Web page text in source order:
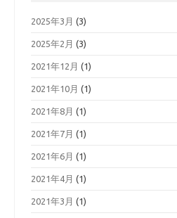
2025年3月 (3)
2025年2月 (3)
2021年12月 (1)
2021年10月 (1)
2021年8月 (1)
2021年7月 (1)
2021年6月 (1)
2021年4月 (1)
2021年3月 (1)